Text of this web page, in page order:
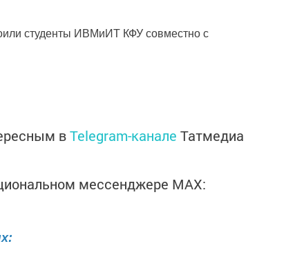
студенты ИВМиИТ КФУ совместно с
вTelegram-канале Татмедиа
мессенджере MАХ: